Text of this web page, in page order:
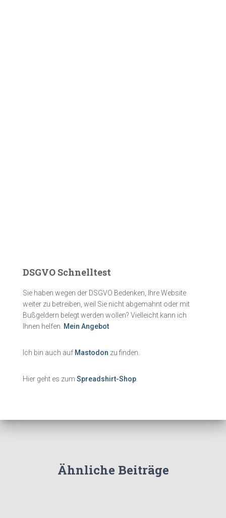
DSGVO Schnelltest
Sie haben wegen der DSGVO Bedenken, Ihre Website
weiter zu betreiben, weil Sie nicht abgemahnt oder mit
Bußgeldern belegt werden wollen? Vielleicht kann ich
Ihnen helfen. Mein Angebot
Ich bin auch auf Mastodon zu finden.
Hier geht es zum Spreadshirt-Shop
Ähnliche Beiträge